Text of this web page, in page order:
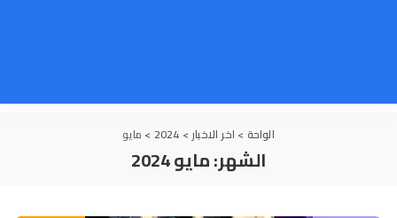
الواحة > اخر الاخبار >
2024
> مايو
الشهر:مايو 2024